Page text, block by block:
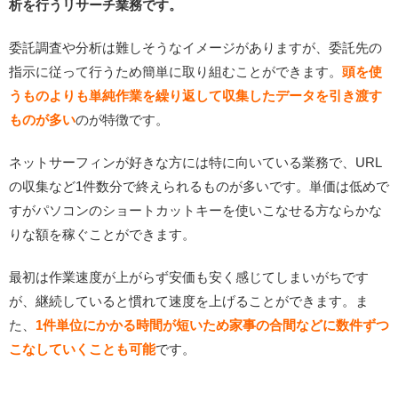
析を行うリサーチ業務です。
委託調査や分析は難しそうなイメージがありますが、委託先の
指示に従って行うため簡単に取り組むことができます。 頭を使
うものよりも単純作業を繰り返して収集したデータを引き渡す
ものが多いのが特徴です。
ネットサーフィンが好きな方には特に向いている業務で、URL
の収集など1件数分で終えられるものが多いです。単価は低めで
すがパソコンのショートカットキーを使いこなせる方ならかな
りな額を稼ぐことができます。
最初は作業速度が上がらず安価も安く感じてしまいがちです
が、継続していると慣れて速度を上げることができます。ま
た、 1件単位にかかる時間が短いため家事の合間などに数件ずつ
こなしていくことも可能です。